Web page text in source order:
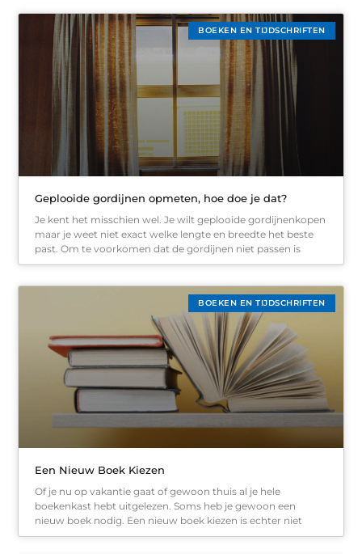
BOEKEN EN TIJDSCHRIFTEN
Geplooide gordijnen opmeten, hoe doe je dat?
Je kent het misschien wel. Je wilt geplooide gordijnenkopen
maar je weet niet exact welke lengte en breedte het beste
past. Om te voorkomen dat de gordijnen niet passen is
BOEKEN EN TIJDSCHRIFTEN
Een Nieuw Boek Kiezen
Of je nu op vakantie gaat of gewoon thuis al je hele
boekenkast hebt uitgelezen. Soms heb je gewoon een
nieuw boek nodig. Een nieuw boek kiezen is echter niet